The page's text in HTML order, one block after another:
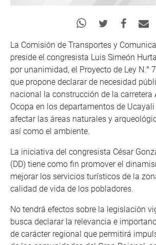
La Comisión de Transportes y
preside el congresista Luis Simeón
por unanimidad, el Proyecto de Ley N.°
que propone declarar de necesidad
nacional la construcción de la carretera
Ocopa en los departamentos de
afectar las áreas naturales y
así como el ambiente.
La iniciativa del congresista César
(DD) tiene como fin promover el
mejorar los servicios turísticos de la
calidad de vida de los pobladores.
No tendrá efectos sobre la legislación
busca declarar la relevancia e
de carácter regional que permitirá